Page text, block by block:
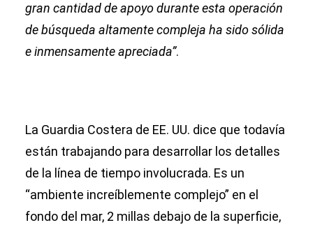
gran cantidad de apoyo durante esta operación
de búsqueda altamente compleja ha sido sólida
e inmensamente apreciada”.
La Guardia Costera de EE. UU. dice que todavía
están trabajando para desarrollar los detalles
de la línea de tiempo involucrada. Es un
“ambiente increíblemente complejo” en el
fondo del mar, 2 millas debajo de la superficie,